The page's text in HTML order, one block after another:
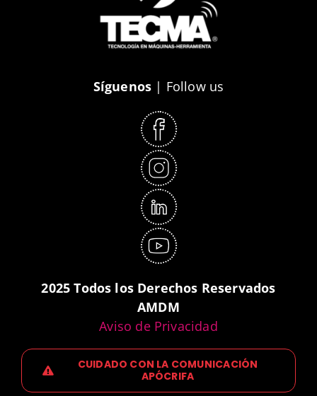
Síguenos | Follow us
2025 Todos los Derechos Reservados
AMDM
Aviso de Privacidad
CUIDADO CON LA COMUNICACIÓN
APÓCRIFA